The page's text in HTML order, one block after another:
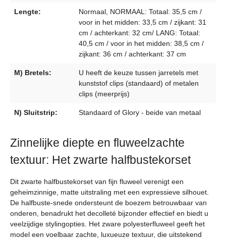
Lengte:
Normaal, NORMAAL: Totaal: 35,5 cm /
voor in het midden: 33,5 cm / zijkant: 31
cm / achterkant: 32 cm/ LANG: Totaal:
40,5 cm / voor in het midden: 38,5 cm /
zijkant: 36 cm / achterkant: 37 cm
M) Bretels:
U heeft de keuze tussen jarretels met
kunststof clips (standaard) of metalen
clips (meerprijs)
N) Sluitstrip: Standaard of Glory - beide van metaal
Zinnelijke diepte en fluweelzachte
textuur: Het zwarte halfbustekorset
Dit zwarte halfbustekorset van fijn fluweel verenigt een
geheimzinnige, matte uitstraling met een expressieve silhouet.
De halfbuste-snede ondersteunt de boezem betrouwbaar van
onderen, benadrukt het decolleté bijzonder effectief en biedt u
veelzijdige stylingopties. Het zware polyesterfluweel geeft het
model een voelbaar zachte, luxueuze textuur, die uitstekend